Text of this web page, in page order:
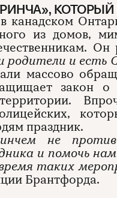
канадском
из домов,
родители и есть
массово
закон
праздник.
не
и помочь
таких
Брантфорда.